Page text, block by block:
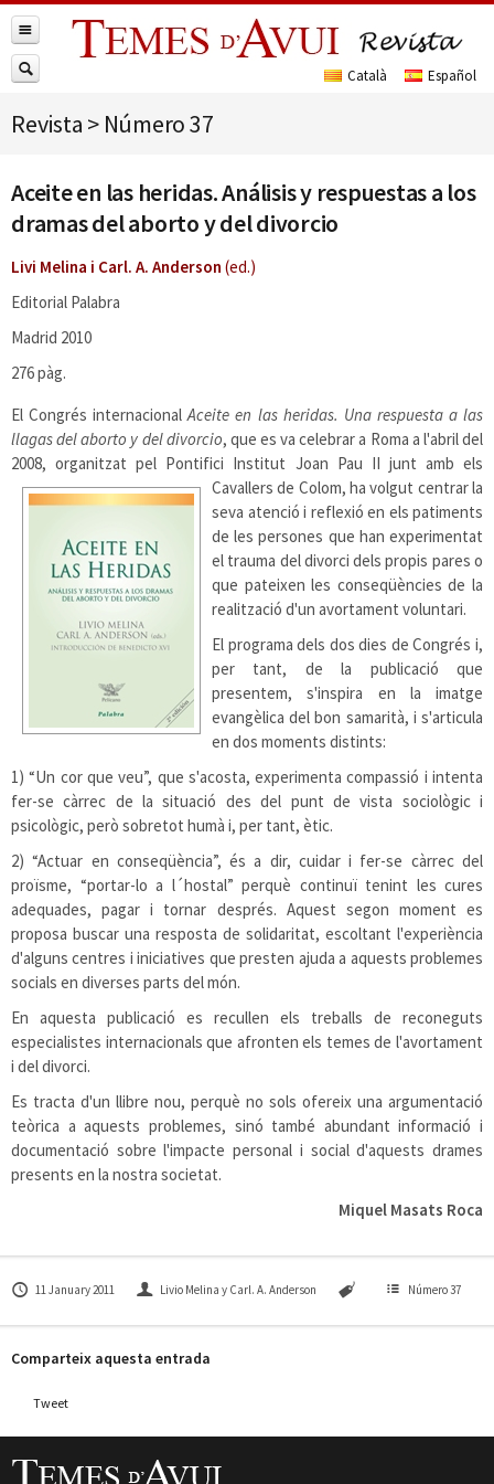
Revista > Número 37
Aceite en las heridas. Análisis y respuestas a los
dramas del aborto y del divorcio
Livi Melina i Carl. A. Anderson (ed.)
Editorial Palabra
Madrid 2010
276 pàg.
El Congrés internacionalAceite en las heridas. Una respuesta a las
llagas del aborto y del divorcio, que es va celebrar a Roma a l'abril del
2008, organitzat pel Pontifici Institut Joan Pau II junt amb els
Cavallers de Colom, ha volgut centrar la
seva atenció i reflexió en els patiments
de les persones que han experimentat
el trauma del divorci dels propis pares o
que pateixen les conseqüències de la
realització d'un avortament voluntari.
El programa dels dos dies de Congrés i,
per tant, de la publicació que
presentem, s'inspira en la imatge
evangèlica del bon samarità, i s'articula
en dos moments distints:
1) “Un cor que veu”, que s'acosta, experimenta compassió i intenta
fer-se càrrec de la situació des del punt de vista sociològic i
psicològic, però sobretot humà i, per tant, ètic.
2) “Actuar en conseqüència”, és a dir, cuidar i fer-se càrrec del
proïsme, “portar-lo a l´hostal” perquè continuï tenint les cures
adequades, pagar i tornar després. Aquest segon moment es
proposa buscar una resposta de solidaritat, escoltant l'experiència
d'alguns centres i iniciatives que presten ajuda a aquests problemes
socials en diverses parts del món.
En aquesta publicació es recullen els treballs de reconeguts
especialistes internacionals que afronten els temes de l'avortament
i del divorci.
Es tracta d'un llibre nou, perquè no sols ofereix una argumentació
teòrica a aquests problemes, sinó també abundant informació i
documentació sobre l'impacte personal i social d'aquests drames
presents en la nostra societat.
Miquel Masats Roca
11 January 2011 Livio Melina y Carl. A. Anderson Número 37
Comparteix aquesta entrada
Tweet